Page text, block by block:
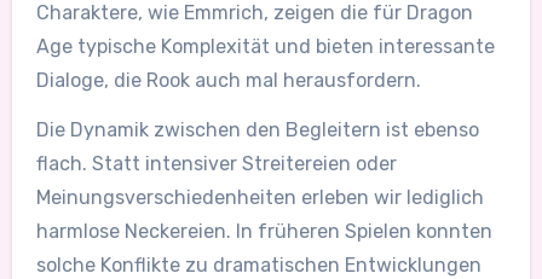
Charaktere, wie Emmrich, zeigen die für Dragon
Age typische Komplexität und bieten interessante
Dialoge, die Rook auch mal herausfordern.
Die Dynamik zwischen den Begleitern ist ebenso
flach. Statt intensiver Streitereien oder
Meinungsverschiedenheiten erleben wir lediglich
harmlose Neckereien. In früheren Spielen konnten
solche Konflikte zu dramatischen Entwicklungen